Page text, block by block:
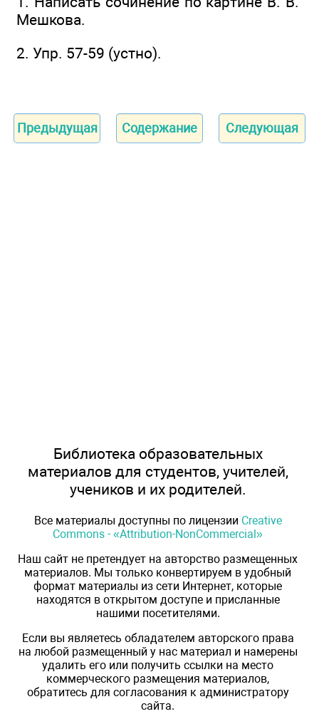
Мешкова.
2. Упр. 57-59 (устно).
Предыдущая Содержание Следующая
Библиотека образовательных
материалов для студентов, учителей,
учеников и их родителей.
Все материалы доступны по лицензии Creative
Commons - «Attribution-NonCommercial»
Наш сайт не претендует на авторство размещенных
материалов. Мы только конвертируем в удобный
формат материалы из сети Интернет, которые
находятся в открытом доступе и присланные
нашими посетителями.
Если вы являетесь обладателем авторского права
на любой размещенный у нас материал и намерены
удалить его или получить ссылки на место
коммерческого размещения материалов,
обратитесь для согласования к администратору
сайта.